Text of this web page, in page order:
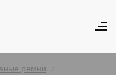
ремни